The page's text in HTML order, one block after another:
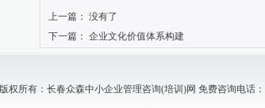
上一篇： 没有了
下一篇： 企业文化价值体系构建
版权所有：长春众森中小企业管理咨询(培训)网 免费咨询电话：